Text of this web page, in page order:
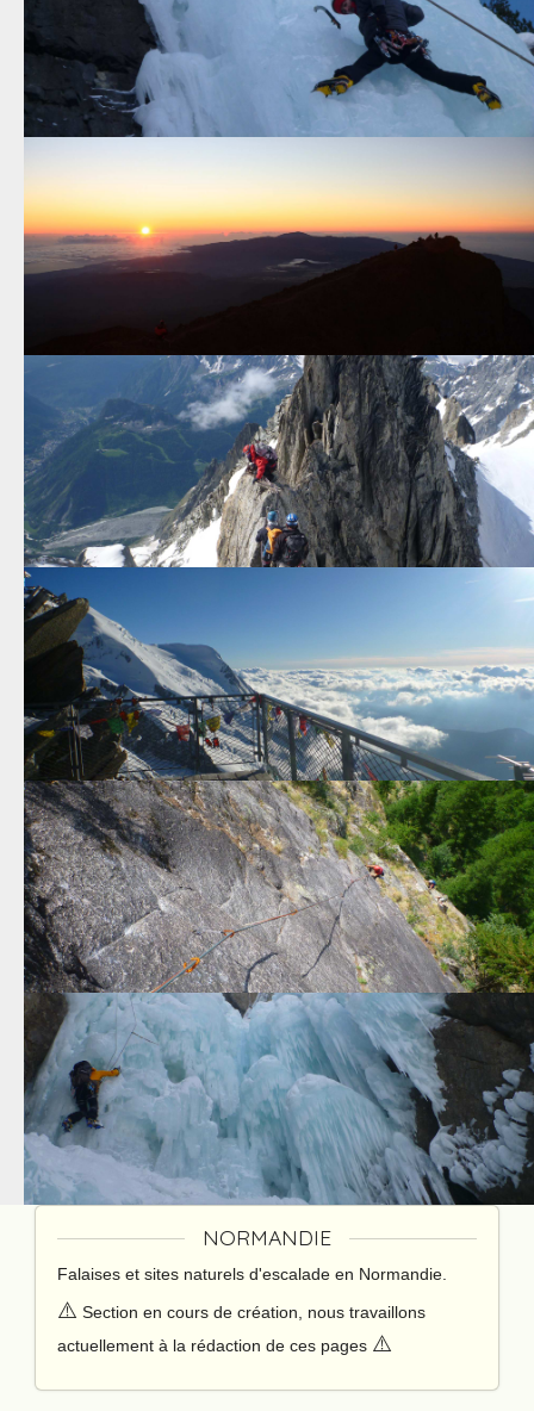
NORMANDIE
Falaises et sites naturels d'escalade en Normandie.
⚠️ Section en cours de création, nous travaillons
actuellement à la rédaction de ces pages ⚠️